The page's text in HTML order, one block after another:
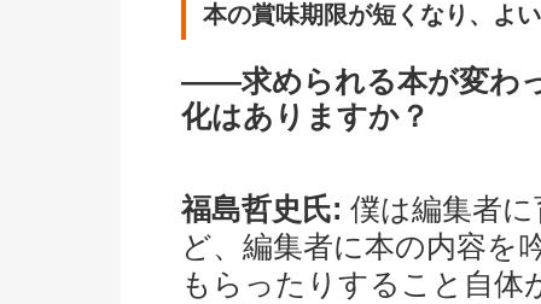
本の賞味期限が短くなり、よ
――求められる本が変わ
化はありますか？
福島哲史氏: 僕は編集者
ど、編集者に本の内容を
もらったりすること自体